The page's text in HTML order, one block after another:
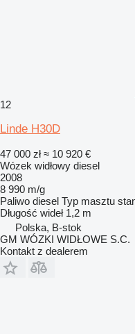
12
Linde H30D
47 000 zł ≈ 10 920 €
Wózek widłowy diesel
2008
8 990 m/g
Paliwo diesel Typ masztu
Długość wideł 1,2 m
Polska, B-stok
GM WÓZKI WIDŁOWE S.C.
Kontakt z dealerem